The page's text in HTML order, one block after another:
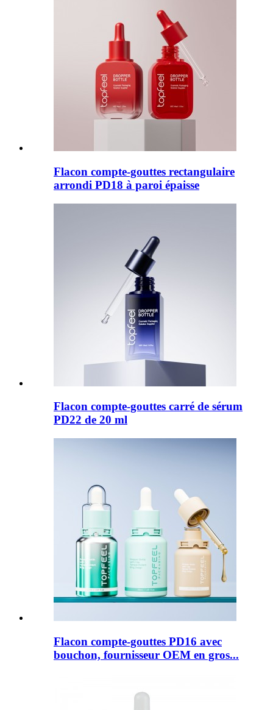
Flacon compte-gouttes rectangulaire
arrondi PD18 à paroi épaisse
Flacon compte-gouttes carré de sérum
PD22 de 20 ml
Flacon compte-gouttes PD16 avec
bouchon, fournisseur OEM en gros...